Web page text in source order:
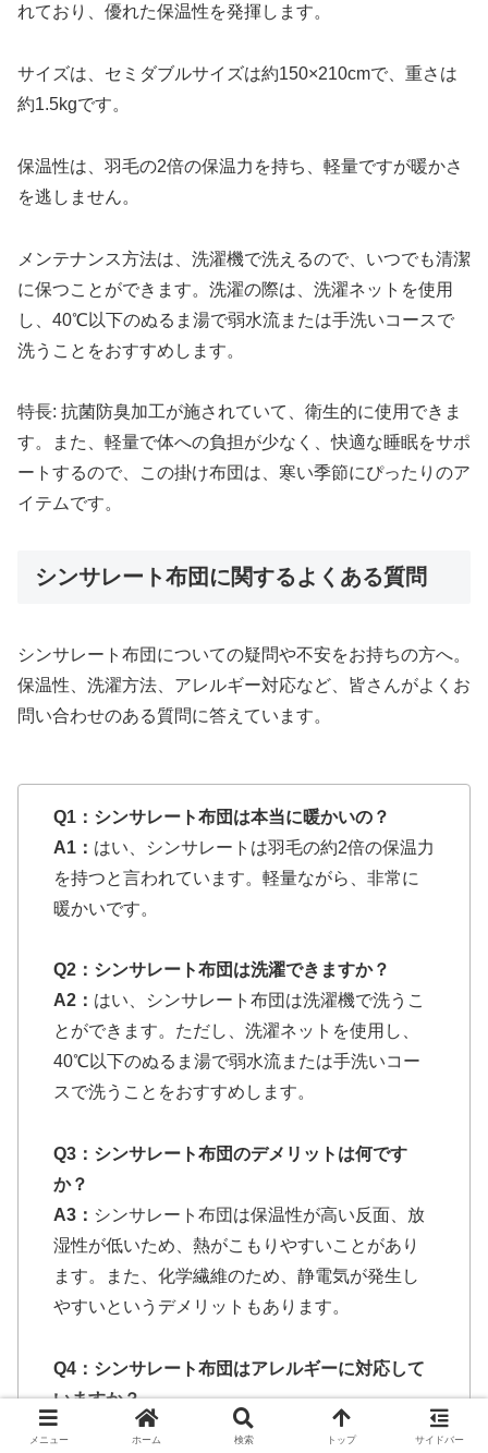
れており、優れた保温性を発揮します。
サイズは、セミダブルサイズは約150×210cmで、重さは
約1.5kgです。
保温性は、羽毛の2倍の保温力を持ち、軽量ですが暖かさ
を逃しません。
メンテナンス方法は、洗濯機で洗えるので、いつでも清潔
に保つことができます。洗濯の際は、洗濯ネットを使用
し、40℃以下のぬるま湯で弱水流または手洗いコースで
洗うことをおすすめします。
特長: 抗菌防臭加工が施されていて、衛生的に使用できま
す。また、軽量で体への負担が少なく、快適な睡眠をサポ
ートするので、この掛け布団は、寒い季節にぴったりのア
イテムです。
シンサレート布団に関するよくある質問
シンサレート布団についての疑問や不安をお持ちの方へ。
保温性、洗濯方法、アレルギー対応など、皆さんがよくお
問い合わせのある質問に答えています。
Q1：シンサレート布団は本当に暖かいの？
A1： はい、シンサレートは羽毛の約2倍の保温力
を持つと言われています。軽量ながら、非常に
暖かいです。
Q2：シンサレート布団は洗濯できますか？
A2： はい、シンサレート布団は洗濯機で洗うこ
とができます。ただし、洗濯ネットを使用し、
40℃以下のぬるま湯で弱水流または手洗いコー
スで洗うことをおすすめします。
Q3：シンサレート布団のデメリットは何です
か？
A3： シンサレート布団は保温性が高い反面、放
湿性が低いため、熱がこもりやすいことがあり
ます。また、化学繊維のため、静電気が発生し
やすいというデメリットもあります。
Q4：シンサレート布団はアレルギーに対応して
いますか？
A4：
はい、シンサレートはダニやホコリが付き
メニュー ホーム 検索 トップ サイドバー